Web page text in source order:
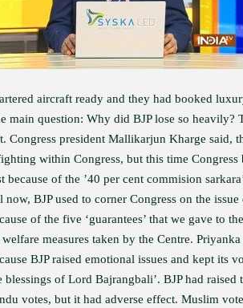
aircraft ready and they had booked
main question: Why did BJP lose so heavily?
Congress president Mallikarjun Kharge said,
within Congress, but this time
because of the ’40 per cent commision
now, BJP used to corner Congress on the
of the five ‘guarantees’ that we gave to
measures taken by the Centre.
BJP raised emotional issues and kept its
blessings of Lord Bajrangbali’. BJP had
votes, but it had adverse effect. Muslim